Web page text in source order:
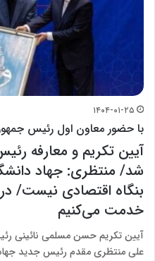
۱۴۰۴-۰۱-۲۵
با حضور معاون اول رئیس
آیین تکریم و معارفه
شد/ منتظری: جهاد
بنگاه اقتصادی نیست/ در
خدمت می‌کنیم
آیین تکریم حسن مسلمی نائینی
علی منتظری مقدم رئیس جدید